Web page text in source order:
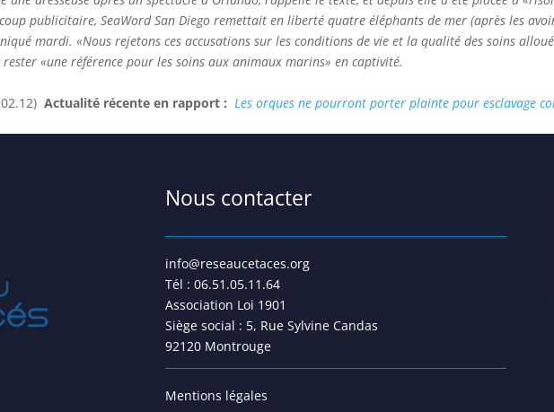
publicitaire, SeaWord San Diego remettait en liberté quatre éléphants de mer (après les
mardi. «Nous rejetons ces accusations sur les conditions de vie et la qualité des soins
«une référence pour les soins aux animaux marins» en captivité.
Actualité récente en rapport :Les orques ne pourront porter plainte pour esclavage
Nous contacter
info@reseaucetaces.org
Tél : 06.51.05.11.64
Association Loi 1901
Siège social : 5, Rue Sylvine Candas
92120 Montrouge
Mentions légales